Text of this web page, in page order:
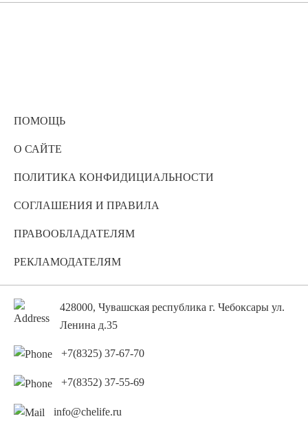
ПОМОЩЬ
О САЙТЕ
ПОЛИТИКА КОНФИДИЦИАЛЬНОСТИ
СОГЛАШЕНИЯ И ПРАВИЛА
ПРАВООБЛАДАТЕЛЯМ
РЕКЛАМОДАТЕЛЯМ
428000, Чувашская республика г. Чебоксары ул.
Ленина д.35
+7(8325) 37-67-70
+7(8352) 37-55-69
info@chelife.ru